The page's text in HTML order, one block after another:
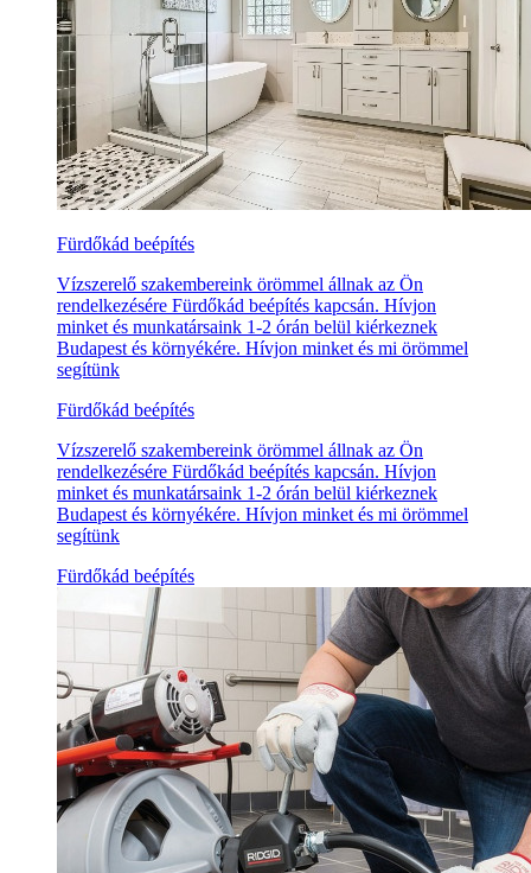
Fürdőkád beépítés
Vízszerelő szakembereink örömmel állnak az Ön
rendelkezésére Fürdőkád beépítés kapcsán. Hívjon
minket és munkatársaink 1-2 órán belül kiérkeznek
Budapest és környékére. Hívjon minket és mi örömmel
segítünk
Fürdőkád beépítés
Vízszerelő szakembereink örömmel állnak az Ön
rendelkezésére Fürdőkád beépítés kapcsán. Hívjon
minket és munkatársaink 1-2 órán belül kiérkeznek
Budapest és környékére. Hívjon minket és mi örömmel
segítünk
Fürdőkád beépítés